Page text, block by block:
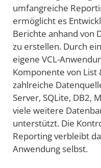
umfangreiche
ermöglicht es
Berichte anhand von
zu erstellen. Durch
eigene VCL-
Komponente von List
zahlreiche
Server, SQLite, DB2,
viele weitere
unterstützt. Die
Reporting verbleibt
Anwendung selbst.